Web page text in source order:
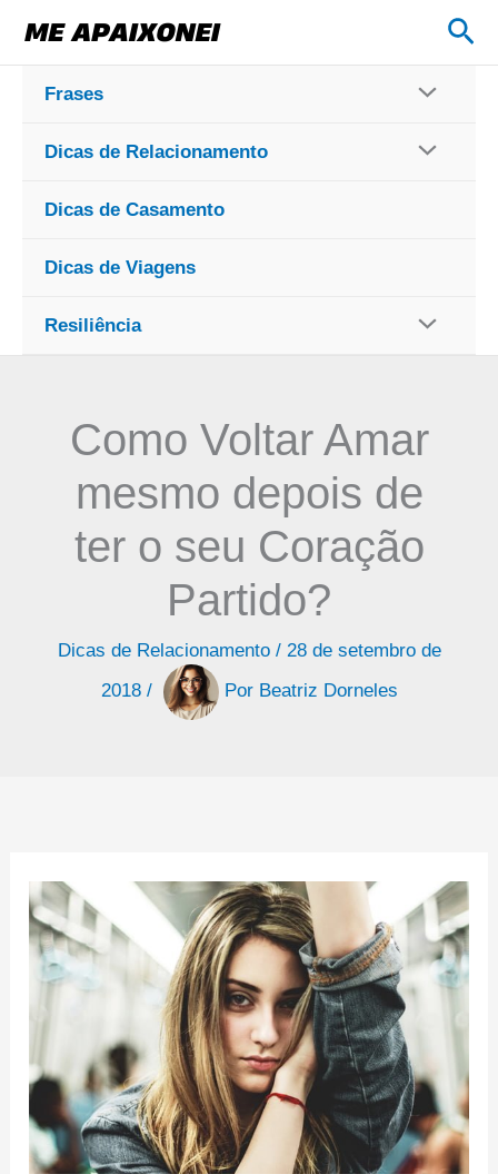
para
conteúdo
Frases
Dicas de Relacionamento
Dicas de Casamento
Dicas de Viagens
Resiliência
Como Voltar Amar
mesmo depois de
ter o seu Coração
Partido?
Dicas de Relacionamento/ 28 de setembro de
2018 / Por Beatriz Dorneles